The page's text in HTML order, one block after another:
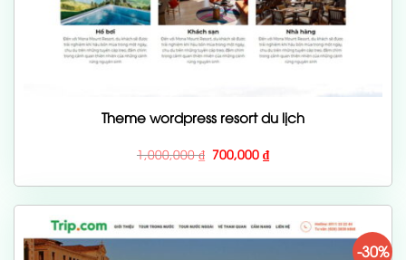
Theme wordpress resort du lịch
1,000,000₫ Giá
gốc
1,000,000 ₫.
700,000₫Giá
hiện
là:
-30%